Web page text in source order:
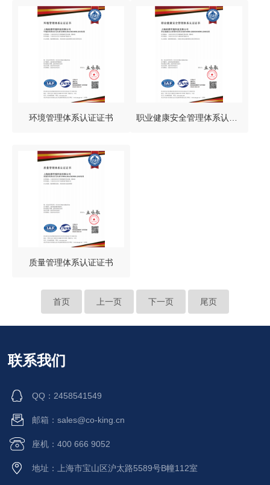
环境管理体系认证证书
质量管理体系认证证书
首页 上一页 下一页 尾页
联系我们
QQ：2458541549
邮箱：sales@co-king.cn
座机：400 666 9052
地址：上海市宝山区沪太路5589号B幢112室